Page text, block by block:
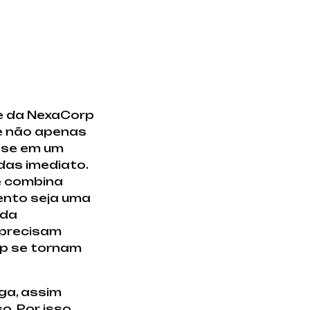
NexaCorp
não apenas
em um
imediato.
combina
seja uma
se tornam
assim